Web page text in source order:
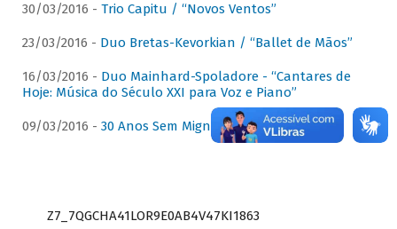
30/03/2016 - Trio Capitu / “Novos Ventos”
23/03/2016 - Duo Bretas-Kevorkian / “Ballet de Mãos”
16/03/2016 - Duo Mainhard-Spoladore - “Cantares de
Hoje: Música do Século XXI para Voz e Piano”
09/03/2016 - 30 Anos Sem Mignone
Z7_7QGCHA41LOR9E0AB4V47KI1863